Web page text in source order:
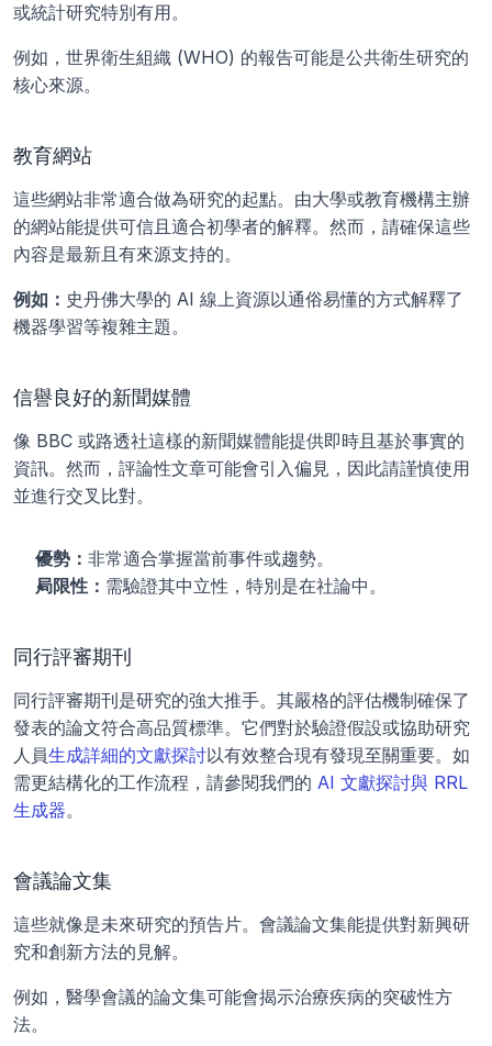
或統計研究特別有用。
例如，世界衛生組織 (WHO) 的報告可能是公共衛生研究的
核心來源。
教育網站
這些網站非常適合做為研究的起點。由大學或教育機構主辦
的網站能提供可信且適合初學者的解釋。然而，請確保這些
內容是最新且有來源支持的。
例如： 史丹佛大學的 AI 線上資源以通俗易懂的方式解釋了
機器學習等複雜主題。
信譽良好的新聞媒體
像 BBC 或路透社這樣的新聞媒體能提供即時且基於事實的
資訊。然而，評論性文章可能會引入偏見，因此請謹慎使用
並進行交叉比對。
優勢： 非常適合掌握當前事件或趨勢。
局限性： 需驗證其中立性，特別是在社論中。
同行評審期刊
同行評審期刊是研究的強大推手。其嚴格的評估機制確保了
發表的論文符合高品質標準。它們對於驗證假設或協助研究
人員生成詳細的文獻探討以有效整合現有發現至關重要。如
需更結構化的工作流程，請參閱我們的 AI 文獻探討與 RRL
生成器。
會議論文集
這些就像是未來研究的預告片。會議論文集能提供對新興研
究和創新方法的見解。
例如，醫學會議的論文集可能會揭示治療疾病的突破性方
法。